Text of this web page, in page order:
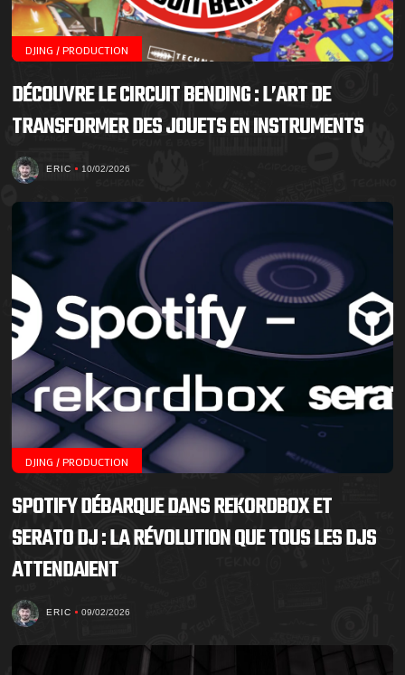
DJING / PRODUCTION
DÉCOUVRE LE CIRCUIT BENDING : L’ART DE
TRANSFORMER DES JOUETS EN INSTRUMENTS
ERIC 10/02/2026
DJING / PRODUCTION
SPOTIFY DÉBARQUE DANS REKORDBOX ET
SERATO DJ : LA RÉVOLUTION QUE TOUS LES DJS
ATTENDAIENT
ERIC 09/02/2026